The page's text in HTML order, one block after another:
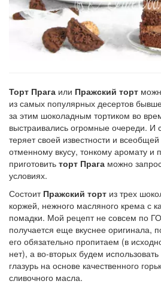
заказу
Торт Прага или Пражский торт
из самых популярных десертов
за этим шоколадным тортиком во
выстраивались огромные очереди. И
теряет своей известности и
отменному вкусу, тонкому аромату и
приготовить торт Прага можно
условиях.
Состоит Пражский торт из трех
коржей, нежного масляного крема с
помадки. Мой рецепт не совсем по
получается еще вкуснее оригинала,
его обязательно пропитаем (в
нет), а во-вторых будем
глазурь на основе качественного
сливочного масла.